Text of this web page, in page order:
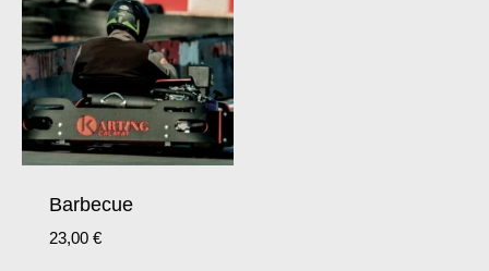
Barbecue
23,00 €